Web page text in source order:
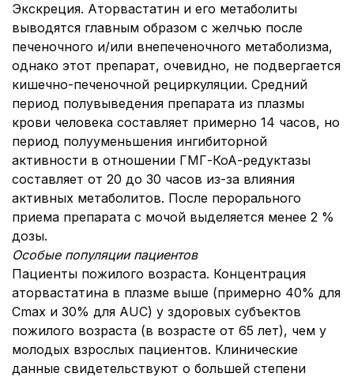
Экскреция. Аторвастатин и его метаболиты
выводятся главным образом с желчью после
печеночного и/или внепеченочного метаболизма,
однако этот препарат, очевидно, не подвергается
кишечно-печеночной рециркуляции. Средний
период полувыведения препарата из плазмы
крови человека составляет примерно 14 часов, но
период полууменьшения ингибиторной
активности в отношении ГМГ-КоА-редуктазы
составляет от 20 до 30 часов из-за влияния
активных метаболитов. После перорального
приема препарата с мочой выделяется менее 2 %
дозы.
Особые популяции пациентов
Пациенты пожилого возраста. Концентрация
аторвастатина в плазме выше (примерно 40% для
Cmax и 30% для AUC) у здоровых субъектов
пожилого возраста (в возрасте от 65 лет), чем у
молодых взрослых пациентов. Клинические
данные свидетельствуют о большей степени